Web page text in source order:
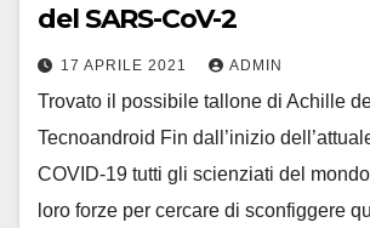
del SARS-CoV-2
17 APRILE 2021 ADMIN
Trovato il possibile tallone di Achille
Tecnoandroid Fin dall’inizio
COVID-19 tutti gli scienziati del
loro forze per cercare di sconfiggere